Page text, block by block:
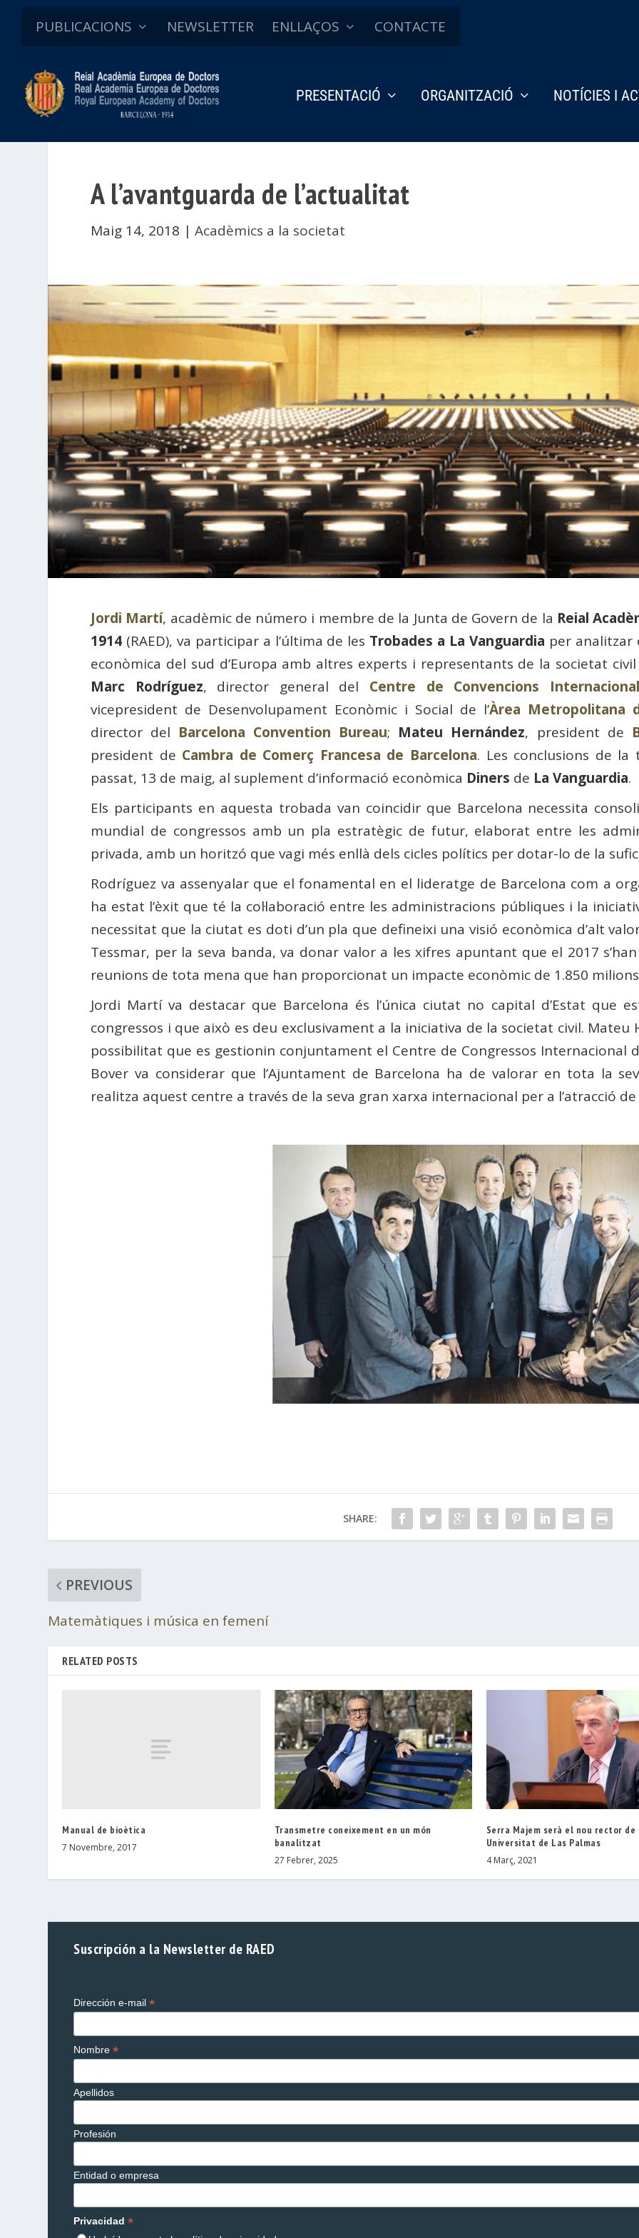
PUBLICACIONS NEWSLETTER ENLLAÇOS CONTACTE
PRESENTACIÓ ORGANITZACIÓ NOTÍCIES I
A l’avantguarda de l’actualitat
Maig 14, 2018 |Acadèmics a la societat
Jordi Martí, acadèmic de número i membre de la Junta de Govern de la Reial
1914 (RAED), va participar a l’última de les Trobades a La Vanguardia per analitzar
econòmica del sud d’Europa amb altres experts i representants de la societat
Marc Rodríguez, director general del Centre de Convencions
vicepresident de Desenvolupament Econòmic i Social de l’Àrea Metropolitana
director del Barcelona Convention Bureau; Mateu Hernández, president de
president de Cambra de Comerç Francesa de Barcelona. Les conclusions de
passat, 13 de maig, al suplement d’informació econòmica Diners de La Vanguardia.
Els participants en aquesta trobada van coincidir que Barcelona necessita
mundial de congressos amb un pla estratègic de futur, elaborat entre les
privada, amb un horitzó que vagi més enllà dels cicles polítics per dotar-lo de la
Rodríguez va assenyalar que el fonamental en el lideratge de Barcelona com a
ha estat l’èxit que té la col·laboració entre les administracions públiques i la
necessitat que la ciutat es doti d’un pla que defineixi una visió econòmica d’alt
Tessmar, per la seva banda, va donar valor a les xifres apuntant que el 2017
reunions de tota mena que han proporcionat un impacte econòmic de 1.850 milions
Jordi Martí va destacar que Barcelona és l’única ciutat no capital d’Estat que
congressos i que això es deu exclusivament a la iniciativa de la societat civil.
possibilitat que es gestionin conjuntament el Centre de Congressos Internacional
Bover va considerar que l’Ajuntament de Barcelona ha de valorar en tota la
realitza aquest centre a través de la seva gran xarxa internacional per a l’atracció de
SHARE:
PREVIOUS
Matemàtiques i música en femení
RELATED POSTS
Manual de bioètica
7 Novembre, 2017
Transmetre coneixement en un món
banalitzat
27 Febrer, 2025
Serra Majem serà el nou rector de
Universitat de Las Palmas
4 Març, 2021
Suscripción a la Newsletter de RAED
Dirección e-mail*
Nombre*
Apellidos
Profesión
Entidad o empresa
Privacidad*